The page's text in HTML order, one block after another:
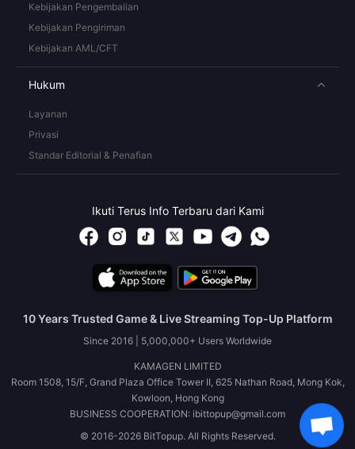
Kebijakan Pengembalian
Kebijakan Pengiriman
Kebijakan AML/CFT
Hukum
Layanan
Privasi
Standar Editorial & Penafian
Ikuti Terus Info Terbaru dari Kami
10 Years Trusted Game & Live Streaming Top-Up Platform
Since 2016 | 5,000,000+ Users Worldwide
KAMAGEN LIMITED
Room 1508, 15/F, Grand Plaza Office Tower II, 625 Nathan Road, Mong Kok,
Kowloon, Hong Kong
BUSINESS COOPERATION: ibittopup@gmail.com
© 2016-2026 BitTopup. All Rights Reserved.